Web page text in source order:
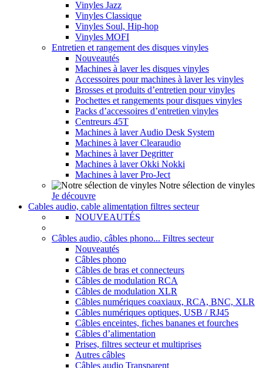
Vinyles Jazz
Vinyles Classique
Vinyles Soul, Hip-hop
Vinyles MOFI
Entretien et rangement des disques vinyles
Nouveautés
Machines à laver les disques vinyles
Accessoires pour machines à laver les vinyles
Brosses et produits d’entretien pour vinyles
Pochettes et rangements pour disques vinyles
Packs d’accessoires d’entretien vinyles
Centreurs 45T
Machines à laver Audio Desk System
Machines à laver Clearaudio
Machines à laver Degritter
Machines à laver Okki Nokki
Machines à laver Pro-Ject
Notre sélection de vinyles
Je découvre
Cables audio, cable alimentation filtres secteur
NOUVEAUTÉS
Câbles audio, câbles phono... Filtres secteur
Nouveautés
Câbles phono
Câbles de bras et connecteurs
Câbles de modulation RCA
Câbles de modulation XLR
Câbles numériques coaxiaux, RCA, BNC, XLR
Câbles numériques optiques, USB / RJ45
Câbles enceintes, fiches bananes et fourches
Câbles d’alimentation
Prises, filtres secteur et multiprises
Autres câbles
Câbles audio Transparent